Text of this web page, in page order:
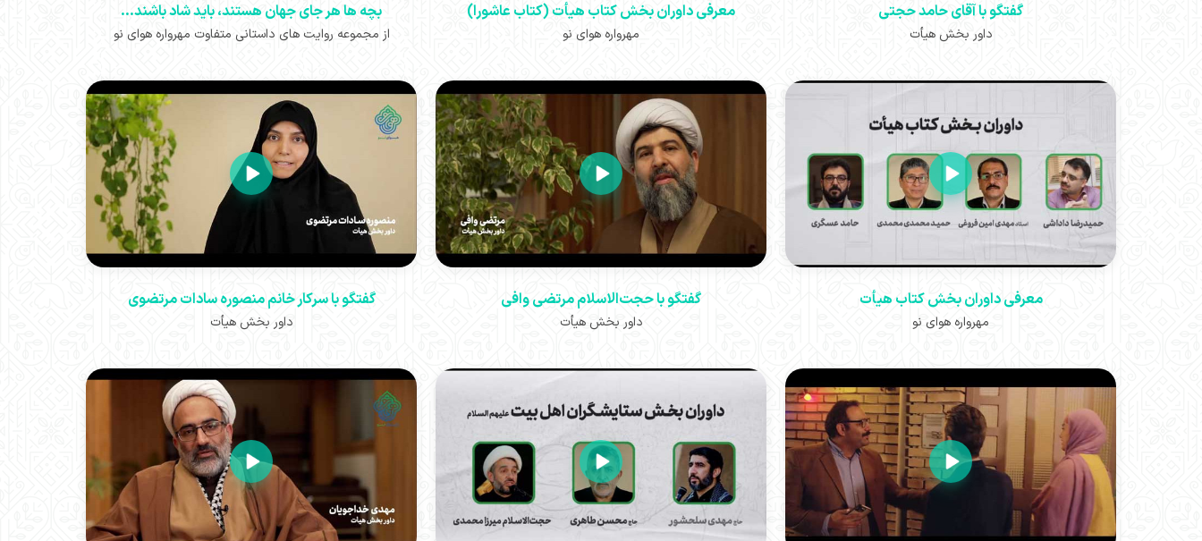
گفتگو با آقای حامد حجتی
داور بخش هیأت
معرفی داوران بخش کتاب هیأت (کتاب عاشورا)
مهرواره هوای نو
بچه ها هر جای جهان هستند، باید شاد باشند...
از مجموعه روایت های داستانی متفاوت مهرواره هوای نو
معرفی داوران بخش کتاب هیأت
مهرواره هوای نو
گفتگو با حجت‌الاسلام مرتضی وافی
داور بخش هیأت
گفتگو با سرکار خانم منصوره سادات مرتضوی
داور بخش هیأت